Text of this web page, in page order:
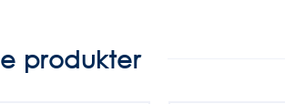
produkter